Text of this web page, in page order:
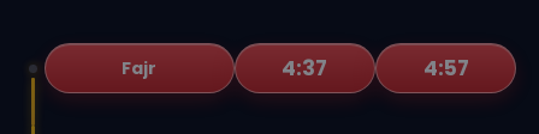
Fajr 4:37 4:57